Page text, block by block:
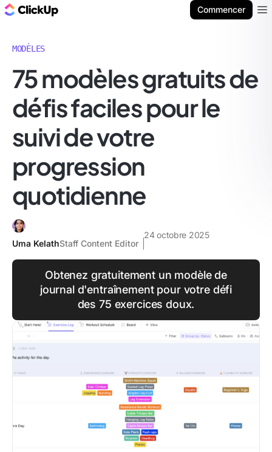
Commencer
MODÈLES
75 modèles gratuits de
défis faciles pour le
suivi de votre
progression
quotidienne
Uma KelathStaff Content Editor
24 octobre 2025
Obtenez gratuitement un modèle de
journal d'entraînement pour votre défi
des 75 exercices doux.